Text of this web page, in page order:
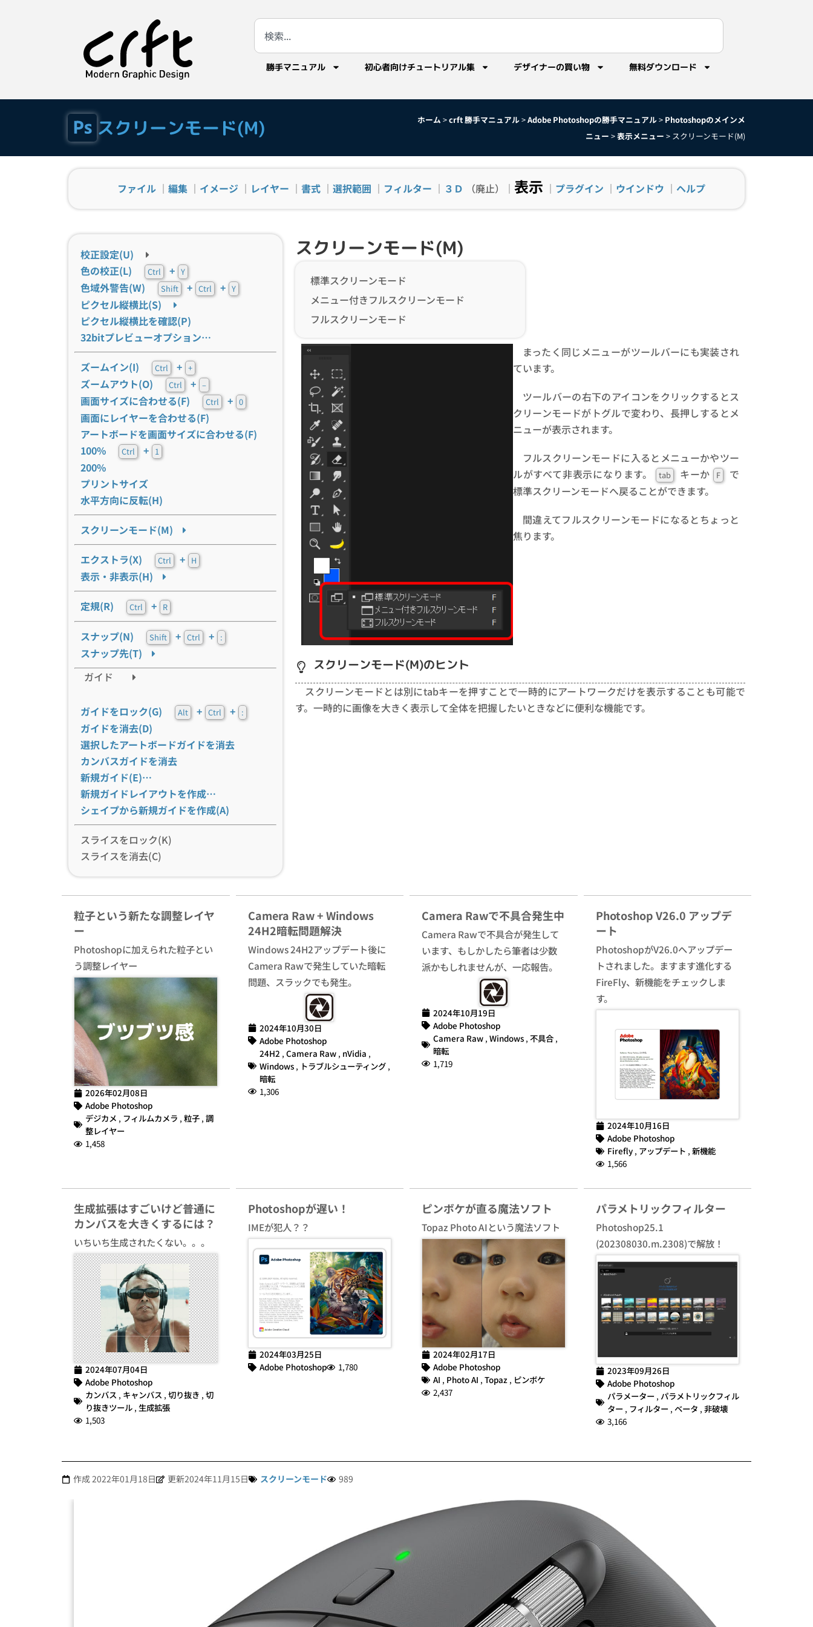
勝手マニュアル 初心者向けチュートリアル集 デザイナーの買い物 無料ダウンロード
スクリーンモード(M) ホーム >crft 勝手マニュアル>Adobe Photoshopの勝手マニュアル> Photoshopのメインメ
ニュー >表示メニュー > スクリーンモード(M)
ファイル ｜ 編集 ｜ イメージ ｜ レイヤー ｜ 書式 ｜ 選択範囲 ｜ フィルター ｜ ３Ｄ （廃止）｜ 表示 ｜ プラグイン ｜ ウインドウ ｜ ヘルプ
校正設定(U)
色の校正(L)
Ctrl + Y
色域外警告(W) Shift + Ctrl + Y
ピクセル縦横比(S)
ピクセル縦横比を確認(P)
32bitプレビューオプション…
ズームイン(I) Ctrl + +
ズームアウト(O) Ctrl + –
画面サイズに合わせる(F) Ctrl + 0
画面にレイヤーを合わせる(F)
アートボードを画面サイズに合わせる(F)
100%
Ctrl + 1
200%
プリントサイズ
水平方向に反転(H)
スクリーンモード(M)
エクストラ(X) Ctrl + H
表示・非表示(H)
定規(R) Ctrl + R
スナップ(N) Shift + Ctrl + :
スナップ先(T)
ガイド
ガイドをロック(G) Alt + Ctrl + :
ガイドを消去(D)
選択したアートボードガイドを消去
カンバスガイドを消去
新規ガイド(E)…
新規ガイドレイアウトを作成…
シェイプから新規ガイドを作成(A)
スライスをロック(K)
スライスを消去(C)
スクリーンモード(M)
標準スクリーンモード
メニュー付きフルスクリーンモード
フルスクリーンモード
まったく同じメニューがツールバーにも実装され
ています。
ツールバーの右下のアイコンをクリックするとス
クリーンモードがトグルで変わり、長押しするとメ
ニューが表示されます。
フルスクリーンモードに入るとメニューかやツー
ルがすべて非表示になります。
tab キーか F
で
標準スクリーンモードへ戻ることができます。
間違えてフルスクリーンモードになるとちょっと
焦ります。
スクリーンモード(M)のヒント
スクリーンモードとは別にtabキーを押すことで一時的にアートワークだけを表示することも可能で
す。一時的に画像を大きく表示して全体を把握したいときなどに便利な機能です。
粒子という新たな調整レイヤ
ー
Photoshopに加えられた粒子とい
う調整レイヤー
2026年02月08日
Adobe Photoshop
デジカメ , フィルムカメラ , 粒子 , 調
整レイヤー
1,458
Camera Raw + Windows
24H2暗転問題解決
Windows 24H2アップデート後に
Camera Rawで発生していた暗転
問題、スラックでも発生。
2024年10月30日
Adobe Photoshop
24H2 , Camera Raw, nVidia ,
Windows, トラブルシューティング,
暗転
1,306
Camera Rawで不具合発生中
Camera Rawで不具合が発生して
います、もしかしたら筆者は少数
派かもしれませんが、一応報告。
2024年10月19日
Adobe Photoshop
Camera Raw , Windows , 不具合 ,
暗転
1,719
Photoshop V26.0 アップデ
ート
PhotoshopがV26.0へアップデー
トされました。ますます進化する
FireFly、新機能をチェックしま
す。
2024年10月16日
Adobe Photoshop
Firefly, アップデート , 新機能
1,566
生成拡張はすごいけど普通に
カンバスを大きくするには？
いちいち生成されたくない。。。
2024年07月04日
Adobe Photoshop
カンバス , キャンバス , 切り抜き , 切
り抜きツール , 生成拡張
1,503
Photoshopが遅い！
IMEが犯人？？
2024年03月25日
Adobe Photoshop
1,780
ピンボケが直る魔法ソフト
Topaz Photo AIという魔法ソフト
2024年02月17日
Adobe Photoshop
AI , Photo AI , Topaz , ピンボケ
2,437
パラメトリックフィルター
Photoshop25.1
(202308030.m.2308)で解放！
2023年09月26日
Adobe Photoshop
パラメーター, パラメトリックフィル
ター, フィルター, ベータ , 非破壊
3,166
作成2022年01月18日 更新2024年11月15日 スクリーンモード 989